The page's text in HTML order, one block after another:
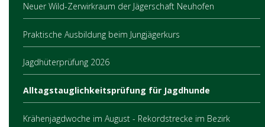
Neuer Wild-Zerwirkraum der Jägerschaft Neuhofen
Praktische Ausbildung beim Jungjägerkurs
Jagdhüterprüfung 2026
Alltagstauglichkeitsprüfung für Jagdhunde
Krähenjagdwoche im August - Rekordstrecke im Bezirk